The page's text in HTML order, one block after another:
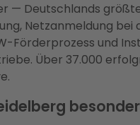
— Deutschlands
Netzanmeldung bei
Förderprozess und
Über 37.000